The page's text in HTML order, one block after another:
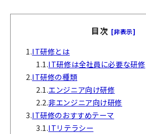
目次 [非表示]
1.IT研修とは
1.1.IT研修は全社員に必要な研修
2.IT研修の種類
2.1.エンジニア向け研修
2.2.非エンジニア向け研修
3.IT研修のおすすめテーマ
3.1.ITリテラシー